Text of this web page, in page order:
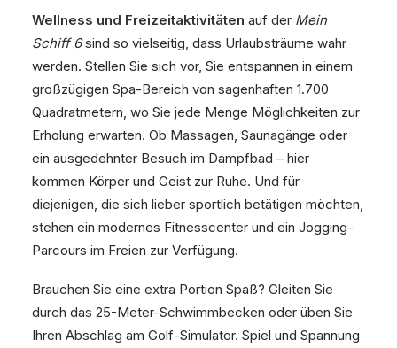
Wellness und Freizeitaktivitäten auf der Mein
Schiff 6sind so vielseitig, dass Urlaubsträume wahr
werden. Stellen Sie sich vor, Sie entspannen in einem
großzügigen Spa-Bereich von sagenhaften 1.700
Quadratmetern, wo Sie jede Menge Möglichkeiten zur
Erholung erwarten. Ob Massagen, Saunagänge oder
ein ausgedehnter Besuch im Dampfbad – hier
kommen Körper und Geist zur Ruhe. Und für
diejenigen, die sich lieber sportlich betätigen möchten,
stehen ein modernes Fitnesscenter und ein Jogging-
Parcours im Freien zur Verfügung.
Brauchen Sie eine extra Portion Spaß? Gleiten Sie
durch das 25-Meter-Schwimmbecken oder üben Sie
Ihren Abschlag am Golf-Simulator. Spiel und Spannung